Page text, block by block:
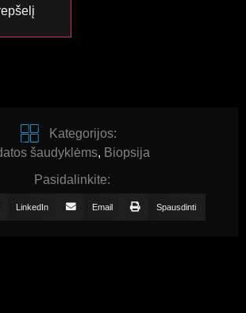
Kategorijos:
šaudyklėms, Biopsija
Pasidalinkite:
LinkedIn Email Spausdinti